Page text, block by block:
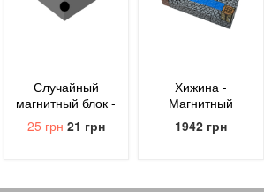
Случайный
магнитный блок -
uBlock
25 грн 21 грн
Хижина -
Магнитный
конструктор
Minecraft 96
1942 грн